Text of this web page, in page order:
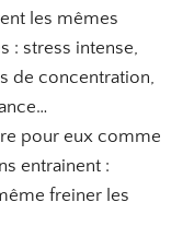
les mêmes
: stress intense,
de concentration,
pour eux comme
entrainent :
freiner les